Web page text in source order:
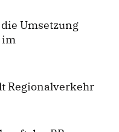
Umsetzung
im
Regionalverkehr